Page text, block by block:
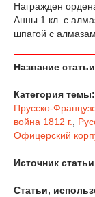
Награжден
Анны 1 кл. с
шпагой с
Название
Категория темы:
Прусско-
война 1812 г.
Офицерский
Источник
Статьи,